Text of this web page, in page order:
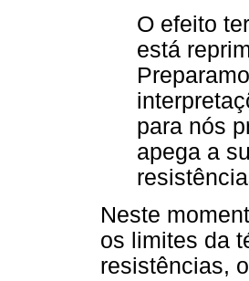
O efeito
está
para nós
apega a
Neste
os limites da
resistências,